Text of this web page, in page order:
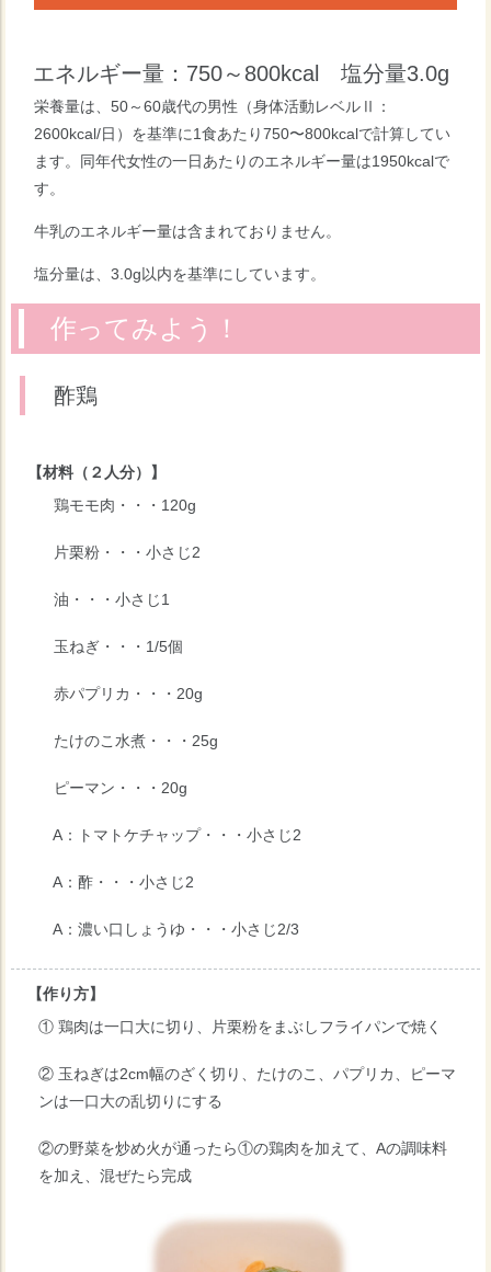
エネルギー量：750～800kcal 塩分量3.0g
栄養量は、50～60歳代の男性（身体活動レベルⅡ：
2600kcal/日）を基準に1食あたり750〜800kcalで計算してい
ます。同年代女性の一日あたりのエネルギー量は1950kcalで
す。
牛乳のエネルギー量は含まれておりません。
塩分量は、3.0g以内を基準にしています。
作ってみよう！
酢鶏
【材料（２人分）】
鶏モモ肉・・・120g
片栗粉・・・小さじ2
油・・・小さじ1
玉ねぎ・・・1/5個
赤パプリカ・・・20g
たけのこ水煮・・・25g
ピーマン・・・20g
A：トマトケチャップ・・・小さじ2
A：酢・・・小さじ2
A：濃い口しょうゆ・・・小さじ2/3
【作り方】
① 鶏肉は一口大に切り、片栗粉をまぶしフライパンで焼く
② 玉ねぎは2cm幅のざく切り、たけのこ、パプリカ、ピーマ
ンは一口大の乱切りにする
②の野菜を炒め火が通ったら①の鶏肉を加えて、Aの調味料
を加え、混ぜたら完成